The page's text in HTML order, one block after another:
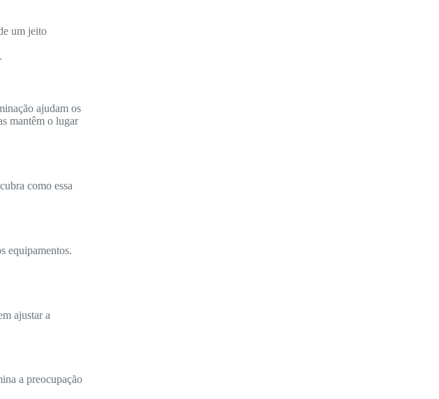
um jeito
ajudam os
mantêm o lugar
como essa
equipamentos.
ajustar a
a preocupação